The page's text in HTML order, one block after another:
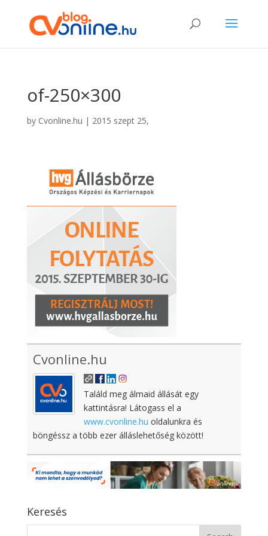
of-250×300
by Cvonline.hu | 2015 szept 25,
Cvonline.hu
Találd meg álmaid állását egy
kattintásra! Látogass el a
www.cvonline.hu oldalunkra és
böngéssz a több ezer álláslehetőség között!
Keresés